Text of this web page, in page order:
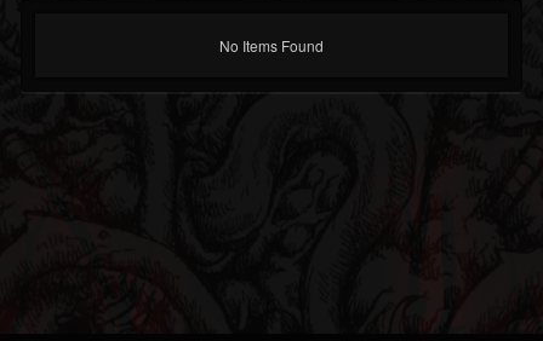
No Items Found